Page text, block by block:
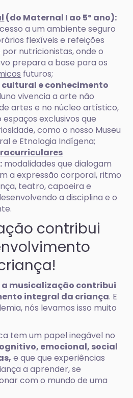
(do Maternal I ao 5º ano):
a um ambiente seguro
flexíveis e refeições
nutricionistas, onde o
prepara a base para os
futuros;
e conhecimento
vivencia a arte não
artes e no núcleo artístico,
exclusivos que
como o nosso Museu
e Etnologia Indígena;
modalidades que dialogam
a expressão corporal, ritmo
teatro, capoeira e
a disciplina e o
contribui
a musicalização contribui
integral da criança. E
nós levamos isso muito
tem um papel inegável no
emocional, social
e que que experiências
a aprender, se
com o mundo de uma